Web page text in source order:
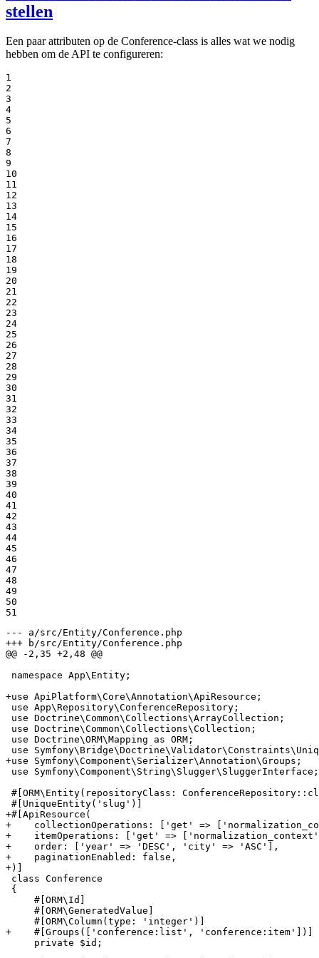
stellen
Een paar attributen op de Conference-class is alles wat we nodig
hebben om de API te configureren:
1
2
3
4
5
6
7
8
9
10
11
12
13
14
15
16
17
18
19
20
21
22
23
24
25
26
27
28
29
30
31
32
33
34
35
36
37
38
39
40
41
42
43
44
45
46
47
48
49
50
51
--- a/src/Entity/Conference.php
+++ b/src/Entity/Conference.php
@@ -2,35 +2,48 @@
namespace App\Entity;
+use ApiPlatform\Core\Annotation\ApiResource;
use App\Repository\ConferenceRepository;
use Doctrine\Common\Collections\ArrayCollection;
use Doctrine\Common\Collections\Collection;
use Doctrine\ORM\Mapping as ORM;
+use Symfony\Component\Serializer\Annotation\Groups;
use Symfony\Component\String\Slugger\SluggerInterface;
#[ORM\Entity(repositoryClass:
+#[ApiResource(
+    collectionOperations: ['get' =>
+    itemOperations: ['get' =>
+    order: ['year' => 'DESC', 'city' => 'ASC'],
+    paginationEnabled: false,
+)]
class Conference
{
     #[ORM\Id]
     #[ORM\GeneratedValue]
+    #[Groups(['conference:list', 'conference:item'])]
     private $id;